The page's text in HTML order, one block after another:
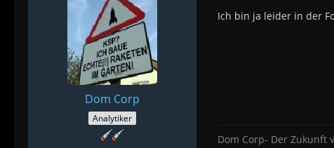
Dom Corp
Analytiker
Ich bin ja leider in der
Dom Corp- Der Zukunft